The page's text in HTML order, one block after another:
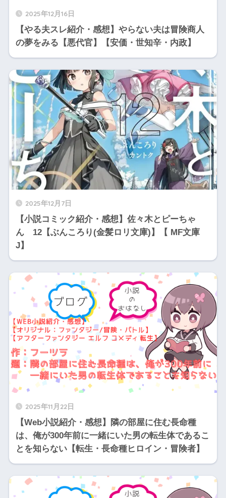
2025年12月16日
【やる夫スレ紹介・感想】やらない夫は冒険商人
の夢をみる【悪代官】【安価・世知辛・内政】
2025年12月7日
【小説コミック紹介・感想】佐々木とピーちゃ
ん 12【ぶんころり(金髪ロリ文庫)】【 MF文庫
J】
2025年11月22日
【Web小説紹介・感想】隣の部屋に住む長命種
は、俺が300年前に一緒にいた男の転生体であるこ
とを知らない【転生・長命種ヒロイン・冒険者】